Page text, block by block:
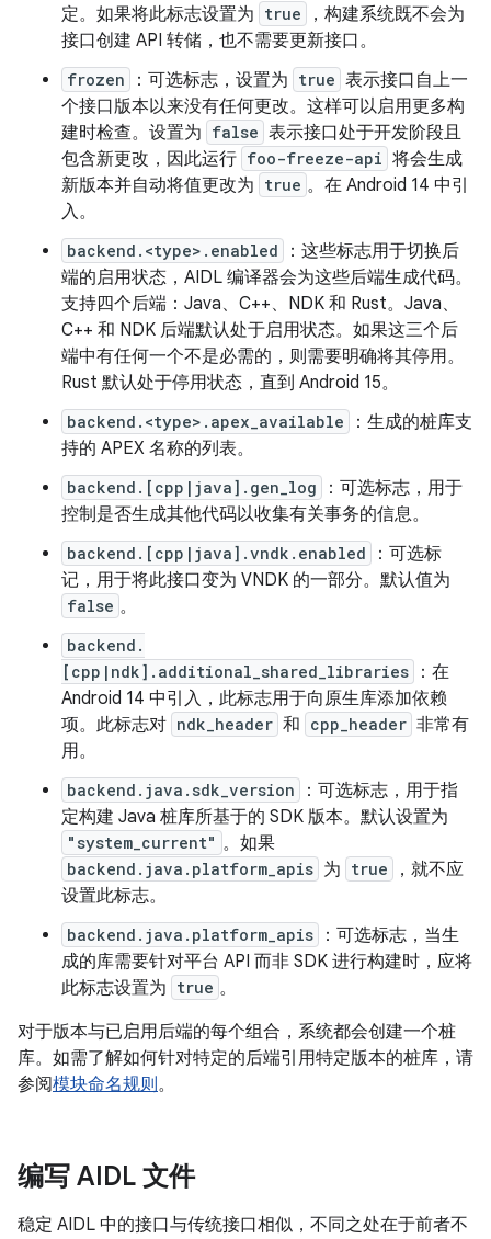
定。如果将此标志设置为 true
，构建系统既不会为
接口创建 API 转储，也不需要更新接口。
frozen ：可选标志，设置为 true 表示接口自上一
个接口版本以来没有任何更改。这样可以启用更多构
建时检查。设置为 false 表示接口处于开发阶段且
包含新更改，因此运行 foo-freeze-api 将会生成
新版本并自动将值更改为 true 。在 Android 14 中引
入。
backend.<type>.enabled
：这些标志用于切换后
端的启用状态，AIDL 编译器会为这些后端生成代码。
支持四个后端：Java、C++、NDK 和 Rust。Java、
C++ 和 NDK 后端默认处于启用状态。如果这三个后
端中有任何一个不是必需的，则需要明确将其停用。
Rust 默认处于停用状态，直到 Android 15。
backend.<type>.apex_available
：生成的桩库支
持的 APEX 名称的列表。
backend.[cpp|java].gen_log
：可选标志，用于
控制是否生成其他代码以收集有关事务的信息。
backend.[cpp|java].vndk.enabled
：可选标
记，用于将此接口变为 VNDK 的一部分。默认值为
false 。
backend.
[cpp|ndk].additional_shared_libraries
：在
Android 14 中引入，此标志用于向原生库添加依赖
项。此标志对 ndk_header 和 cpp_header 非常有
用。
backend.java.sdk_version
：可选标志，用于指
定构建 Java 桩库所基于的 SDK 版本。默认设置为
"system_current" 。如果
backend.java.platform_apis 为 true
，就不应
设置此标志。
backend.java.platform_apis
：可选标志，当生
成的库需要针对平台 API 而非 SDK 进行构建时，应将
此标志设置为 true 。
对于版本与已启用后端的每个组合，系统都会创建一个桩
库。如需了解如何针对特定的后端引用特定版本的桩库，请
参阅模块命名规则。
编写 AIDL 文件
稳定 AIDL 中的接口与传统接口相似，不同之处在于前者不